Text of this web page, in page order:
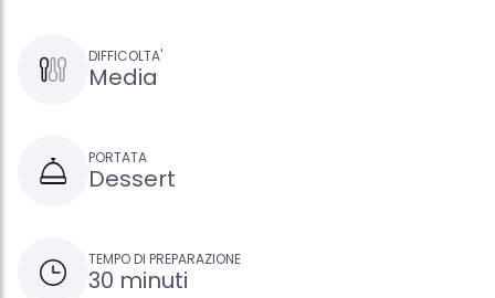
DIFFICOLTA'
Media
PORTATA
Dessert
TEMPO DI PREPARAZIONE
30 minuti